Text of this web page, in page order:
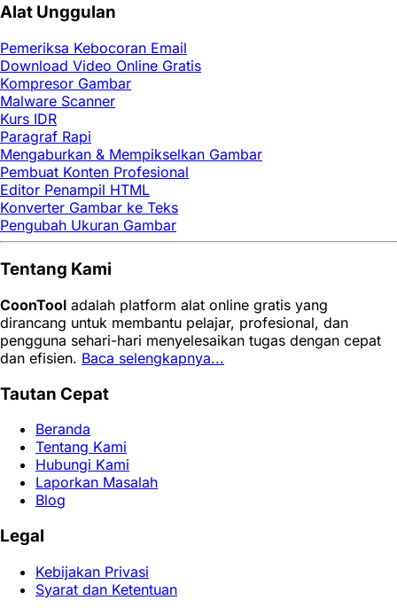
Alat Unggulan
Pemeriksa Kebocoran Email
Download Video Online Gratis
Kompresor Gambar
Malware Scanner
Kurs IDR
Paragraf Rapi
Mengaburkan & Mempikselkan Gambar
Pembuat Konten Profesional
Editor Penampil HTML
Konverter Gambar ke Teks
Pengubah Ukuran Gambar
Tentang Kami
CoonTool adalah platform alat online gratis yang
dirancang untuk membantu pelajar, profesional, dan
pengguna sehari-hari menyelesaikan tugas dengan cepat
dan efisien. Baca selengkapnya...
Tautan Cepat
Beranda
Tentang Kami
Hubungi Kami
Laporkan Masalah
Blog
Legal
Kebijakan Privasi
Syarat dan Ketentuan